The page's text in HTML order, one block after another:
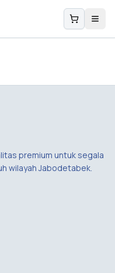
premium untuk segala
wilayah Jabodetabek.